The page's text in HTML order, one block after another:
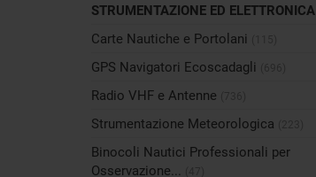
STRUMENTAZIONE ED ELETTRONICA
Carte Nautiche e Portolani
GPS Navigatori Ecoscadagli
Radio VHF e Antenne
Strumentazione Meteorologica
Binocoli Nautici Professionali per
Osservazione...